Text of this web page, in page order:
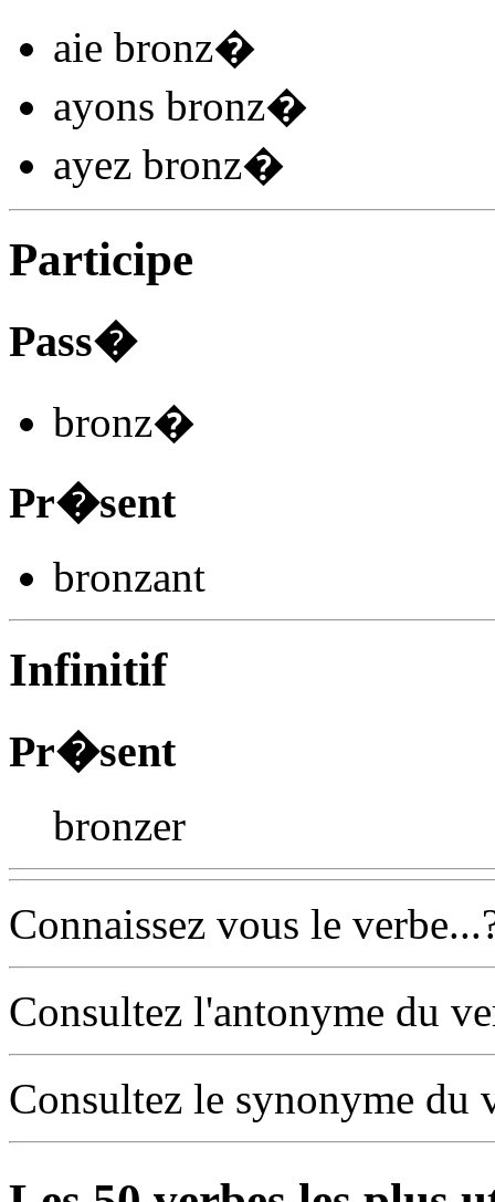
aie bronz�
ayons bronz�
ayez bronz�
Participe
Pass�
bronz�
Pr�sent
bronzant
Infinitif
Pr�sent
bronzer
Connaissez vous le
Consultez l'antonyme du
Consultez le synonyme du